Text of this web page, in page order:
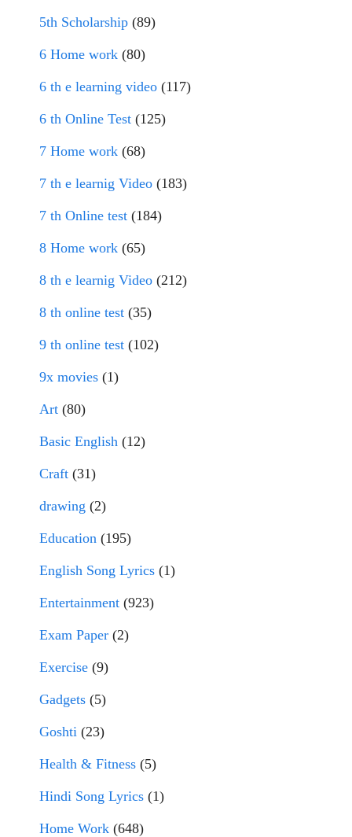
5th Scholarship (89)
6 Home work (80)
6 th e learning video (117)
6 th Online Test (125)
7 Home work (68)
7 th e learnig Video (183)
7 th Online test (184)
8 Home work (65)
8 th e learnig Video (212)
8 th online test (35)
9 th online test (102)
9x movies (1)
Art (80)
Basic English (12)
Craft (31)
drawing (2)
Education (195)
English Song Lyrics (1)
Entertainment (923)
Exam Paper (2)
Exercise (9)
Gadgets (5)
Goshti (23)
Health & Fitness (5)
Hindi Song Lyrics (1)
Home Work (648)